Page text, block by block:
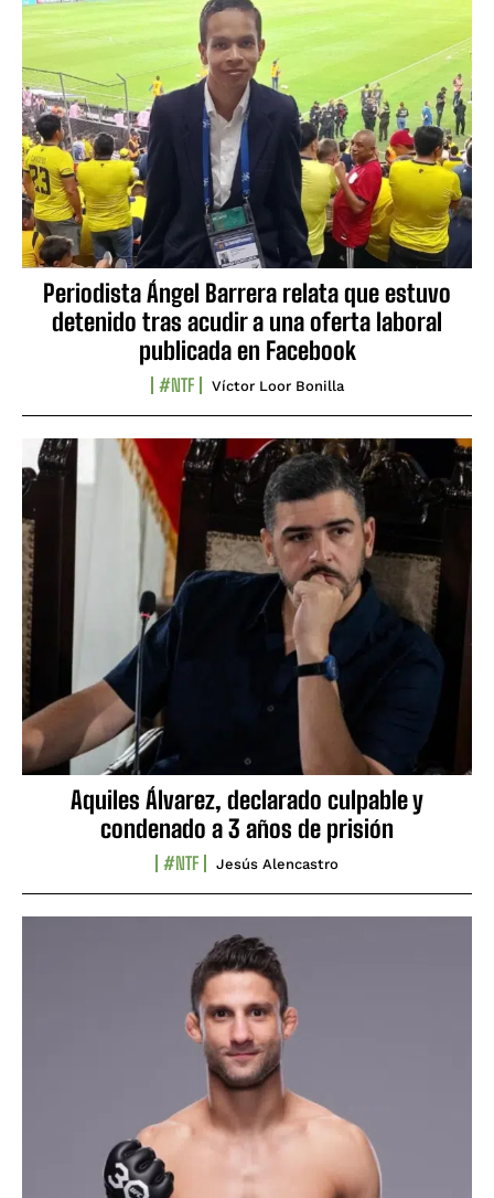
Periodista Ángel Barrera relata que estuvo
detenido tras acudir a una oferta laboral
publicada en Facebook
#NTF Víctor Loor Bonilla
Aquiles Álvarez, declarado culpable y
condenado a 3 años de prisión
#NTF Jesús Alencastro